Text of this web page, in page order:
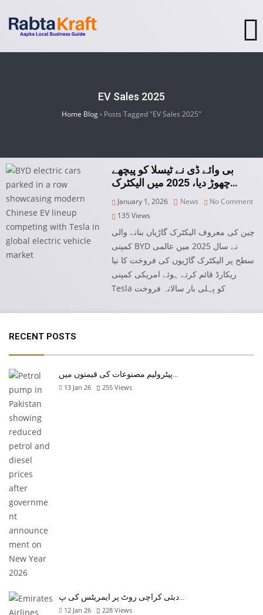
EV Sales 2025
Home Blog› Posts Tagged "EV Sales 2025"
بی وائے ڈی نے ٹیسلا کو پیچھے
چھوڑ دیا، 2025 میں الیکٹرک…
January 1, 2026 News
No Comment
135Views
چین کی معروف الیکٹرک گاڑیاں بنانے والی
کمپنی BYD نے سال 2025 میں عالمی
سطح پر الیکٹرک گاڑیوں کی فروخت کا نیا
ریکارڈ قائم کرتے ہوئے امریکی کمپنی
Tesla کو پہلی بار سالانہ فروخت
RECENT POSTS
13 Jan 26 255 Views
12 Jan 26 228 Views